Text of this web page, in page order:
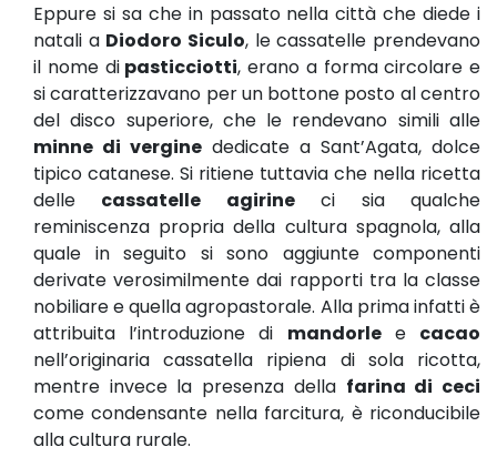
Eppure si sa che in passato nella città che diede i
natali a Diodoro Siculo, le cassatelle prendevano
il nome dipasticciotti, erano a forma circolare e
si caratterizzavano per un bottone posto al centro
del disco superiore, che le rendevano simili alle
minne di vergine dedicate a Sant’Agata, dolce
tipico catanese. Si ritiene tuttavia che nella ricetta
delle cassatelle agirineci sia qualche
reminiscenza propria della cultura spagnola, alla
quale in seguito si sono aggiunte componenti
derivate verosimilmente dai rapporti tra la classe
nobiliare e quella agropastorale. Alla prima infatti è
attribuita l’introduzione di mandorlee cacao
nell’originaria cassatella ripiena di sola ricotta,
mentre invece la presenza della farina di ceci
come condensante nella farcitura, è riconducibile
alla cultura rurale.